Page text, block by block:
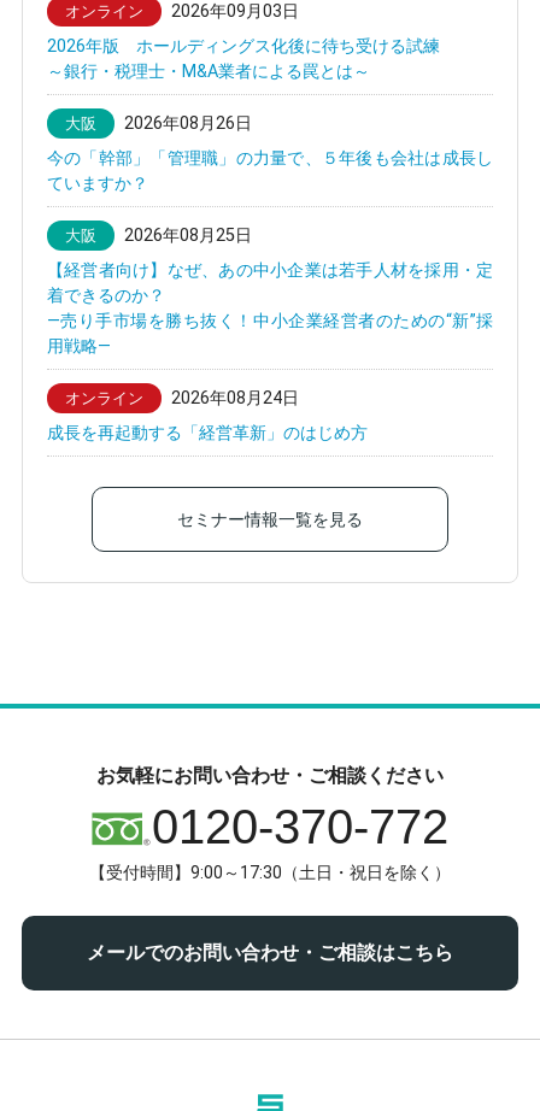
オンライン
2026年09月03日
2026年版 ホールディングス化後に待ち受ける試練
～銀行・税理士・M&A業者による罠とは～
大阪
2026年08月26日
今の「幹部」「管理職」の力量で、５年後も会社は成長し
ていますか？
大阪
2026年08月25日
【経営者向け】なぜ、あの中小企業は若手人材を採用・定
着できるのか？
—売り手市場を勝ち抜く！中小企業経営者のための“新”採
用戦略—
オンライン
2026年08月24日
成長を再起動する「経営革新」のはじめ方
セミナー情報一覧を見る
お気軽にお問い合わせ・ご相談ください
0120-370-772
【受付時間】9:00～17:30（土日・祝日を除く）
メールでのお問い合わせ・ご相談はこちら